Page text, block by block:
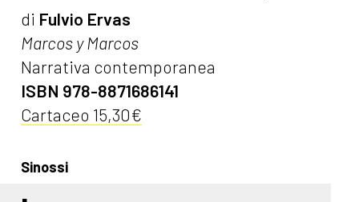
di Fulvio Ervas
Marcos y Marcos
Narrativa contemporanea
ISBN 978-8871686141
Cartaceo 15,30€
Sinossi